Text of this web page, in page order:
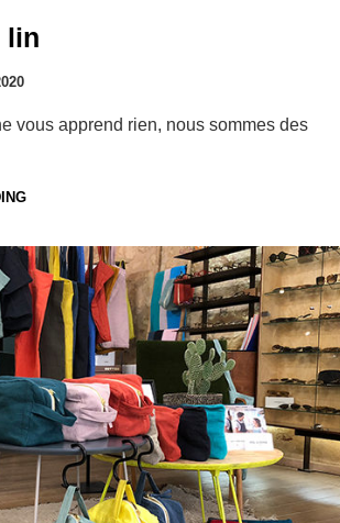
lin
vous apprend rien, nous sommes des